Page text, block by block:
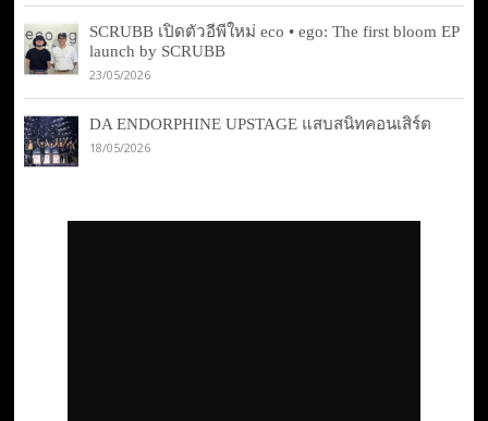
SCRUBB เปิดตัวอีพีใหม่ eco • ego: The first bloom EP
launch by SCRUBB
23/05/2026
DA ENDORPHINE UPSTAGE แสบสนิทคอนเสิร์ต
18/05/2026